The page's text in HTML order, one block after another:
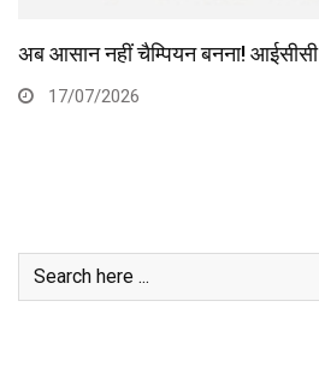
अब आसान नहीं चैम्पियन बनना!
17/07/2026